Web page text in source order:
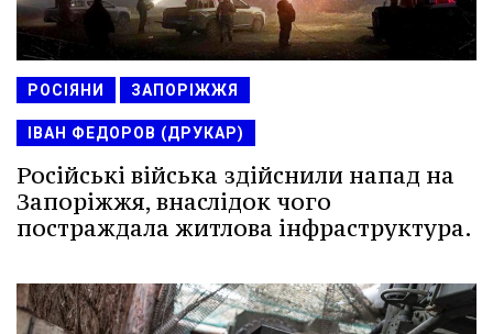
РОСІЯНИ ЗАПОРІЖЖЯ
ІВАН ФЕДОРОВ (ДРУКАР)
Російські війська здійснили напад на
Запоріжжя, внаслідок чого
постраждала житлова інфраструктура.